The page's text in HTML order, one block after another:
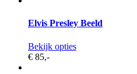
Elvis Presley Beeld
Bekijk opties
€ 85,-